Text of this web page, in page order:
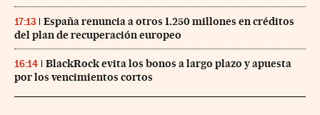
17:13
España renuncia a otros 1.250 millones en créditos
del plan de recuperación europeo
16:14
BlackRock evita los bonos a largo plazo y apuesta
por los vencimientos cortos